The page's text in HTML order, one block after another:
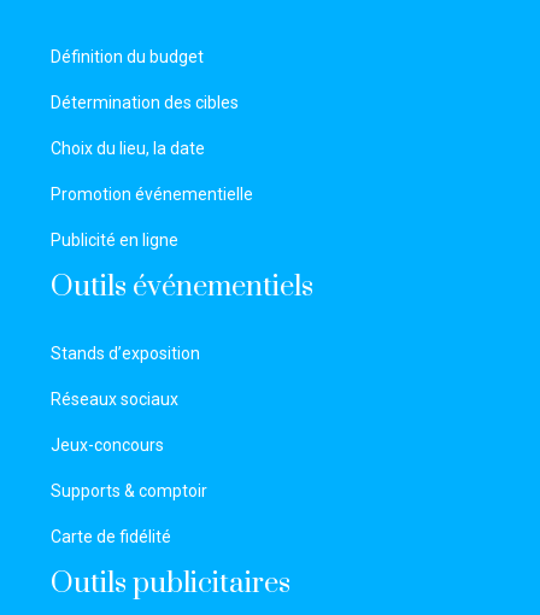
Définition du budget
Détermination des cibles
Choix du lieu, la date
Promotion événementielle
Publicité en ligne
Outils événementiels
Stands d’exposition
Réseaux sociaux
Jeux-concours
Supports & comptoir
Carte de fidélité
Outils publicitaires